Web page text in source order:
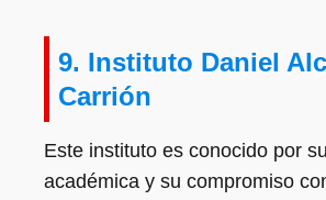
9. Instituto Daniel
Carrión
Este instituto es conocido por
académica y su compromiso